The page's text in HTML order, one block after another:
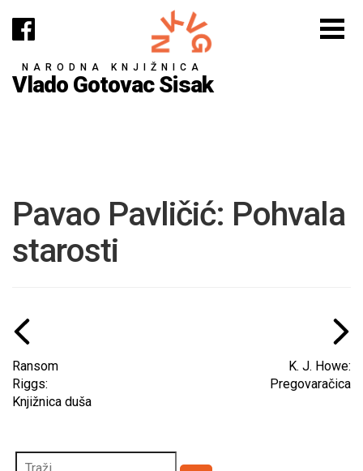
NARODNA KNJIŽNICA
Vlado Gotovac Sisak
Pavao Pavličić: Pohvala
starosti
Ransom
Riggs:
Knjižnica duša
K. J. Howe:
Pregovaračica